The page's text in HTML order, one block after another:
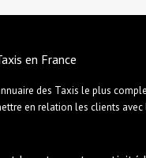
en France
des Taxis le plus
en relation les clients avec